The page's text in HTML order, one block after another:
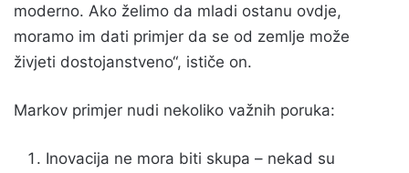
moderno. Ako želimo da mladi ostanu ovdje,
moramo im dati primjer da se od zemlje može
živjeti dostojanstveno“, ističe on.
Markov primjer nudi nekoliko važnih poruka:
Inovacija ne mora biti skupa – nekad su